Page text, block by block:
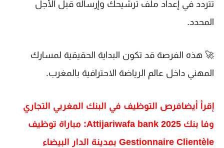
تتردد في إعداد ملف ترشيحك وإرساله قبل الأجل
المحدد.
🚀 هذه الفرصة قد تكون البداية الحقيقية لمسارك
المهني داخل عالم الرياضة الاحترافية بالمغرب.
إقرأ أيضافرص التوظيف في البنك المغربي التجاري
وفا بنك Attijariwafa bank 2025: مباراة توظيف
Gestionnaire Clientèle بمدينة الدار البيضاء